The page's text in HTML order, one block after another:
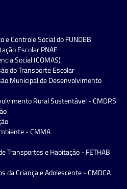
Controle Social do FUNDEB
Escolar PNAE
Social (COMAS)
do Transporte Escolar
Municipal de Desenvolvimento
Rural Sustentável - CMDRS
- CMMA
Transportes e Habitação - FETHAB
da Criança e Adolescente - CMDCA